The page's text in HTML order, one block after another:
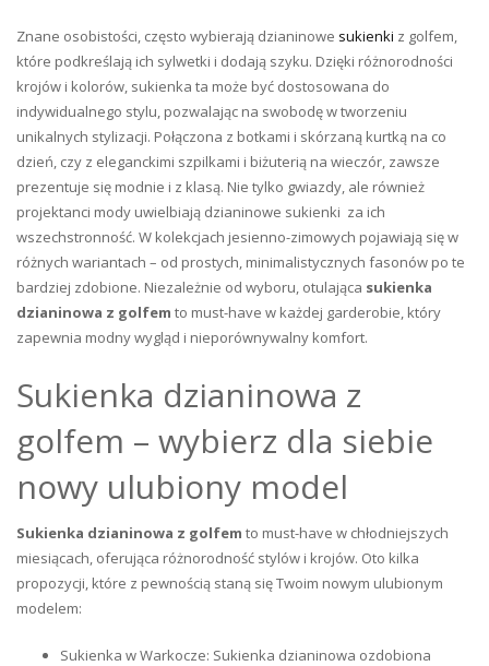
Znane osobistości, często wybierają dzianinowe sukienki z golfem,
które podkreślają ich sylwetki i dodają szyku. Dzięki różnorodności
krojów i kolorów, sukienka ta może być dostosowana do
indywidualnego stylu, pozwalając na swobodę w tworzeniu
unikalnych stylizacji. Połączona z botkami i skórzaną kurtką na co
dzień, czy z eleganckimi szpilkami i biżuterią na wieczór, zawsze
prezentuje się modnie i z klasą. Nie tylko gwiazdy, ale również
projektanci mody uwielbiają dzianinowe sukienki za ich
wszechstronność. W kolekcjach jesienno-zimowych pojawiają się w
różnych wariantach – od prostych, minimalistycznych fasonów po te
bardziej zdobione. Niezależnie od wyboru, otulająca sukienka
dzianinowa z golfem to must-have w każdej garderobie, który
zapewnia modny wygląd i nieporównywalny komfort.
Sukienka dzianinowa z
golfem – wybierz dla siebie
nowy ulubiony model
Sukienka dzianinowa z golfem to must-have w chłodniejszych
miesiącach, oferująca różnorodność stylów i krojów. Oto kilka
propozycji, które z pewnością staną się Twoim nowym ulubionym
modelem:
Sukienka w Warkocze: Sukienka dzianinowa ozdobiona